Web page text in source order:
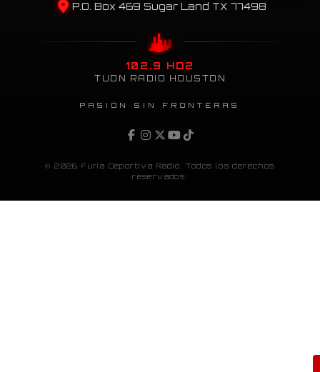
P.O. Box 469 Sugar Land TX 77498
102.9 HD2
TUDN RADIO HOUSTON
PASIÓN SIN FRONTERAS
© 2026 Furia Deportiva Radio. Todos los derechos
reservados.